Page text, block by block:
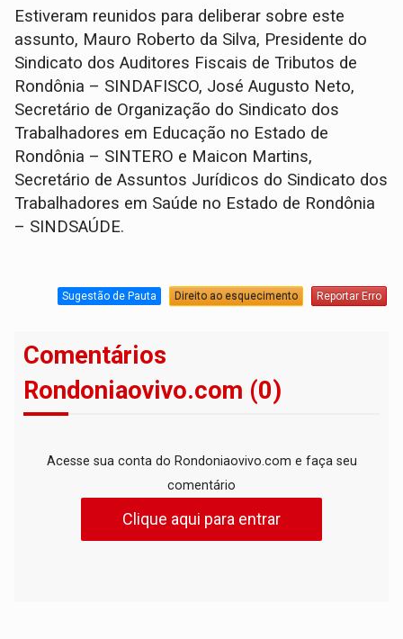
Estiveram reunidos para deliberar sobre este
assunto, Mauro Roberto da Silva, Presidente do
Sindicato dos Auditores Fiscais de Tributos de
Rondônia – SINDAFISCO, José Augusto Neto,
Secretário de Organização do Sindicato dos
Trabalhadores em Educação no Estado de
Rondônia – SINTERO e Maicon Martins,
Secretário de Assuntos Jurídicos do Sindicato dos
Trabalhadores em Saúde no Estado de Rondônia
– SINDSAÚDE.
Sugestão de Pauta Direito ao esquecimento Reportar Erro
Comentários
Rondoniaovivo.com (0)
Acesse sua conta do Rondoniaovivo.com e faça seu
comentário
Clique aqui para entrar